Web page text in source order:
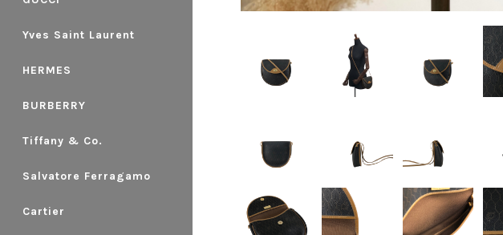
Yves Saint Laurent
HERMES
BURBERRY
Tiffany & Co.
Salvatore Ferragamo
Cartier